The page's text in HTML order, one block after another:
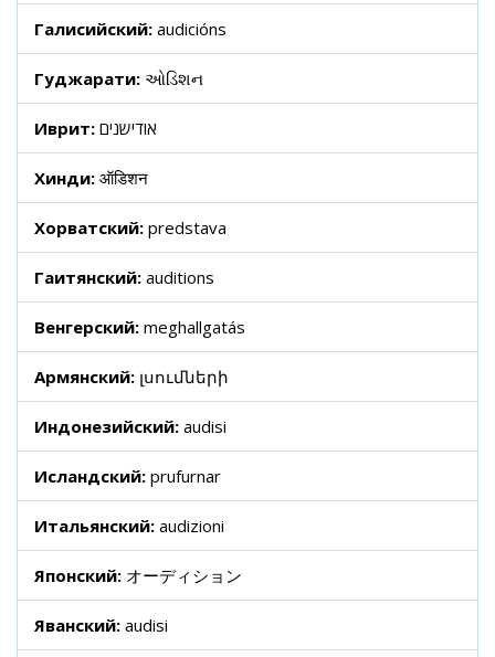
Галисийский: audicións
Гуджарати: ઓડિશન
Иврит: אודישנים
Хинди: ऑडिशन
Хорватский: predstava
Гаитянский: auditions
Венгерский: meghallgatás
Армянский: լսումների
Индонезийский: audisi
Исландский: prufurnar
Итальянский: audizioni
Японский: オーディション
Яванский: audisi